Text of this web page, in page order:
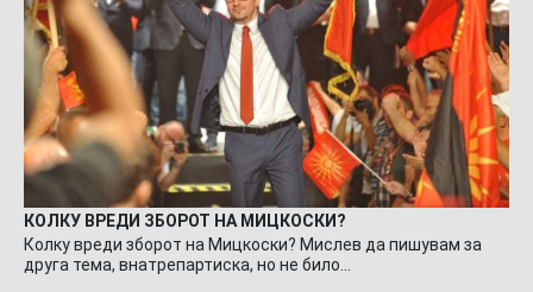
КОЛКУ ВРЕДИ ЗБОРОТ НА МИЦКОСКИ?
Колку вреди зборот на Мицкоски? Мислев да пишувам за
друга тема, внатрепартиска, но не било…